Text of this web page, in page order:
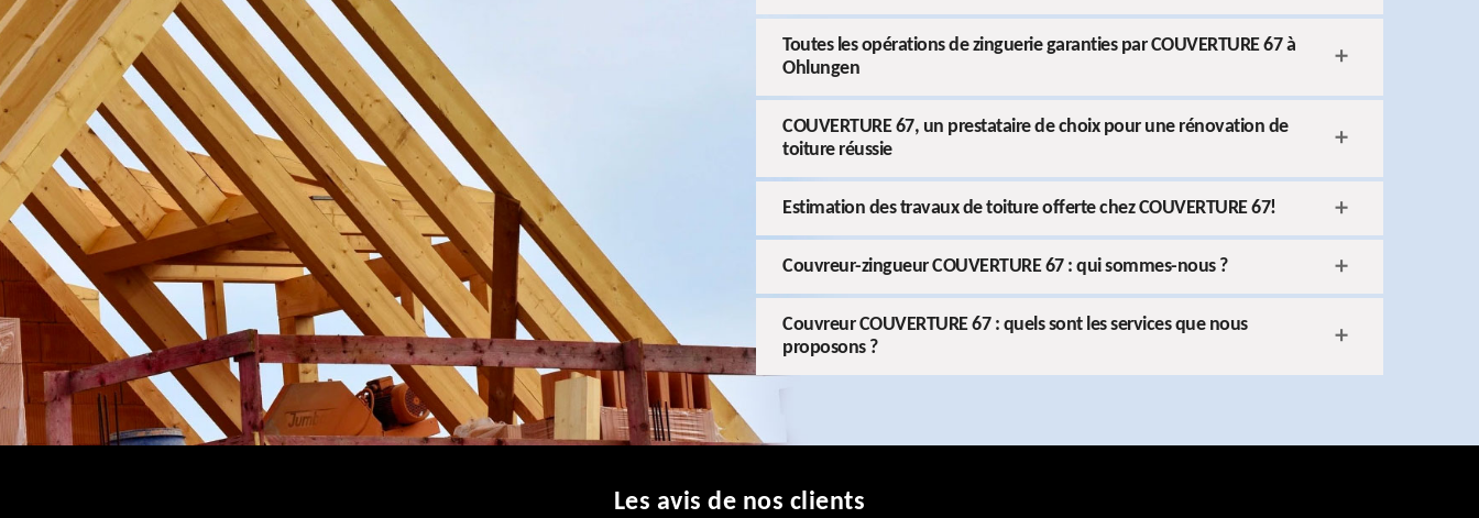
Toutes les opérations de zinguerie garanties par COUVERTURE 67 à
Ohlungen
COUVERTURE 67, un prestataire de choix pour une rénovation de
toiture réussie
Estimation des travaux de toiture offerte chez COUVERTURE 67!
Couvreur-zingueur COUVERTURE 67 : qui sommes-nous ?
Couvreur COUVERTURE 67 : quels sont les services que nous
proposons ?
Les avis de nos clients